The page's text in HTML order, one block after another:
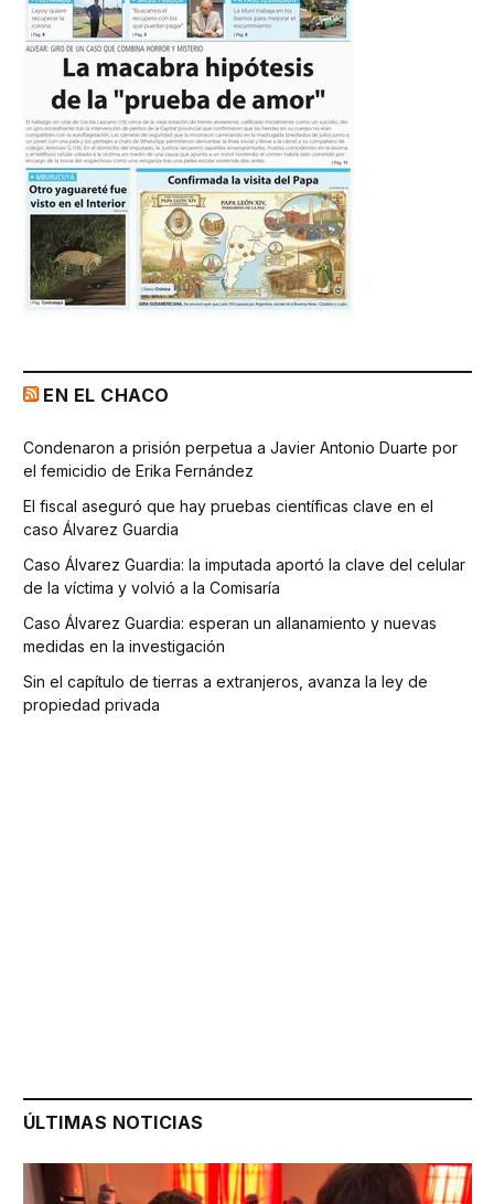
EN EL CHACO
Condenaron a prisión perpetua a Javier Antonio Duarte por
el femicidio de Erika Fernández
El fiscal aseguró que hay pruebas científicas clave en el
caso Álvarez Guardia
Caso Álvarez Guardia: la imputada aportó la clave del celular
de la víctima y volvió a la Comisaría
Caso Álvarez Guardia: esperan un allanamiento y nuevas
medidas en la investigación
Sin el capítulo de tierras a extranjeros, avanza la ley de
propiedad privada
ÚLTIMAS NOTICIAS